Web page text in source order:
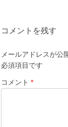
ゲ
シ
ョ
コメントを残す
メールアドレスが公
必須項目です
コメント *